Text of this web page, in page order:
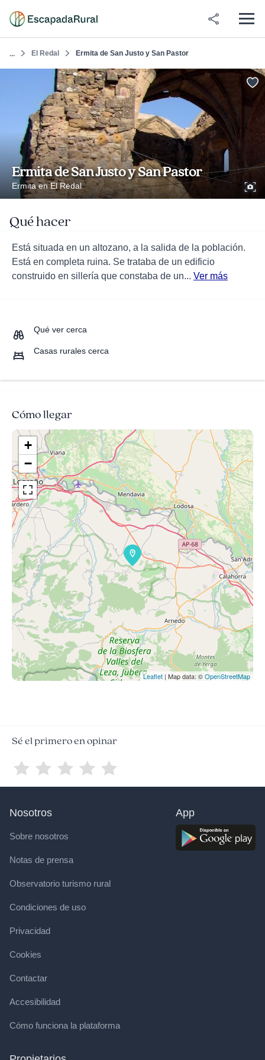
... El Redal Ermita de San Justo y San Pastor
Ermita de San Justo y San Pastor
Ermita en El Redal
Qué hacer
Está situada en un altozano, a la salida de la población.
Está en completa ruina. Se trataba de un edificio
construido en sillería que constaba de un... Ver más
Qué ver cerca
Casas rurales cerca
Cómo llegar
+
−
Leaflet | Map data: ©OpenStreetMap
Sé el primero en opinar
Nosotros
Sobre nosotros
Notas de prensa
Observatorio turismo rural
Condiciones de uso
Privacidad
Cookies
Contactar
Accesibilidad
Cómo funciona la plataforma
App